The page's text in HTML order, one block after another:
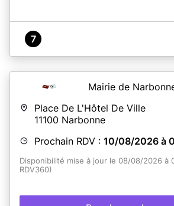
7
Mairie de
Place De L'Hôtel De Ville
11100 Narbonne
Prochain RDV : 10/08/2026 à
Disponibilité mise à jour le 08/08/2026 à
RDV360)